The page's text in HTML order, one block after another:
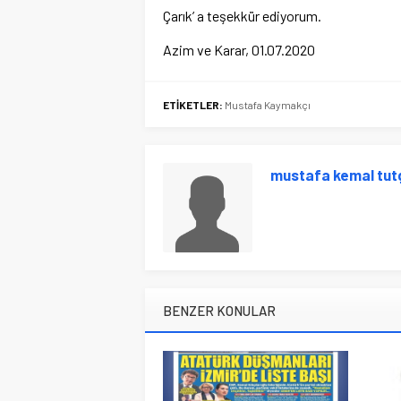
Çarık’ a teşekkür ediyorum.
Azim ve Karar, 01.07.2020
ETİKETLER: Mustafa Kaymakçı
mustafa kemal
BENZER KONULAR